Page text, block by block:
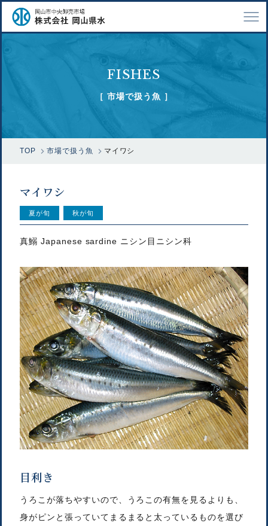
漁業関係の方へ
お問い合わせ
FISHES
［ 市場で扱う魚 ］
TOP 市場で扱う魚 マイワシ
マイワシ
夏が旬 秋が旬
真鰯 Japanese sardine ニシン目ニシン科
目利き
うろこが落ちやすいので、うろこの有無を見るよりも、
身がピンと張っていてまるまると太っているものを選び